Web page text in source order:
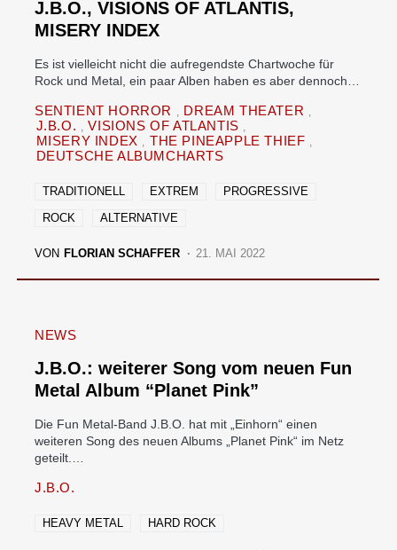
J.B.O., VISIONS OF ATLANTIS,
MISERY INDEX
Es ist vielleicht nicht die aufregendste Chartwoche für
Rock und Metal, ein paar Alben haben es aber dennoch…
SENTIENT HORROR
DREAM THEATER
J.B.O.
VISIONS OF ATLANTIS
MISERY INDEX
THE PINEAPPLE THIEF
DEUTSCHE ALBUMCHARTS
TRADITIONELL EXTREM
PROGRESSIVE
ROCK
ALTERNATIVE
VON FLORIAN SCHAFFER 21. MAI 2022
NEWS
J.B.O.: weiterer Song vom neuen Fun
Metal Album “Planet Pink”
Die Fun Metal-Band J.B.O. hat mit „Einhorn“ einen
weiteren Song des neuen Albums „Planet Pink“ im Netz
geteilt.…
J.B.O.
HEAVY METAL HARD ROCK